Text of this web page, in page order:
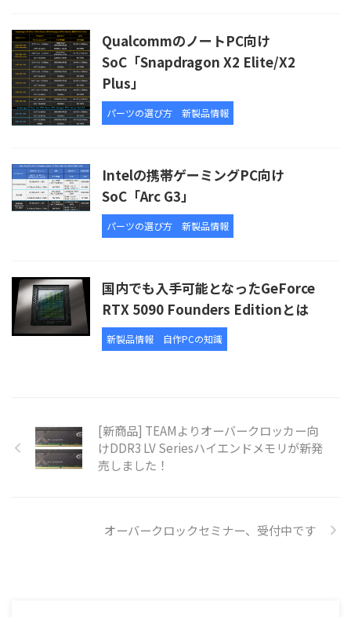
QualcommのノートPC向け
SoC「Snapdragon X2 Elite/X2
Plus」
パーツの選び方 新製品情報
Intelの携帯ゲーミングPC向け
SoC「Arc G3」
パーツの選び方 新製品情報
国内でも入手可能となったGeForce
RTX 5090 Founders Editionとは
新製品情報 自作PCの知識
[新商品] TEAMよりオーバークロッカー向
けDDR3 LV Seriesハイエンドメモリが新発
売しました！
オーバークロックセミナー、受付中です